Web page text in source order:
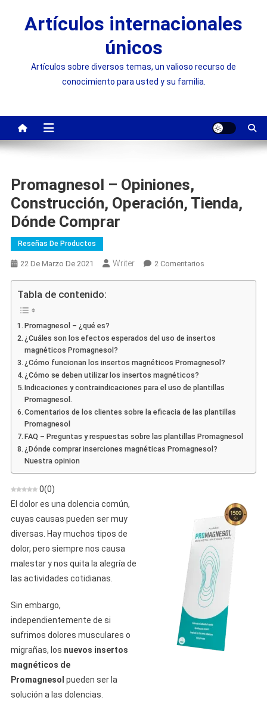
Artículos internacionales
únicos
Artículos sobre diversos temas, un valioso recurso de
conocimiento para usted y su familia.
Promagnesol – Opiniones,
Construcción, Operación, Tienda,
Dónde Comprar
Reseñas De Productos
22 De Marzo De 2021 Writer 2 ComentariosEn
Dónde
Tabla de contenido:
Promagnesol – ¿qué es?
¿Cuáles son los efectos esperados del uso de insertos
magnéticos Promagnesol?
¿Cómo funcionan los insertos magnéticos Promagnesol?
¿Cómo se deben utilizar los insertos magnéticos?
Indicaciones y contraindicaciones para el uso de plantillas
Promagnesol.
Comentarios de los clientes sobre la eficacia de las plantillas
Promagnesol
FAQ – Preguntas y respuestas sobre las plantillas Promagnesol
¿Dónde comprar inserciones magnéticas Promagnesol?
Nuestra opinion
0(0)
El dolor es una dolencia común,
cuyas causas pueden ser muy
diversas. Hay muchos tipos de
dolor, pero siempre nos causa
malestar y nos quita la alegría de
las actividades cotidianas.
Sin embargo,
independientemente de si
sufrimos dolores musculares o
migrañas, los nuevos insertos
magnéticos de
Promagnesol pueden ser la
solución a las dolencias.